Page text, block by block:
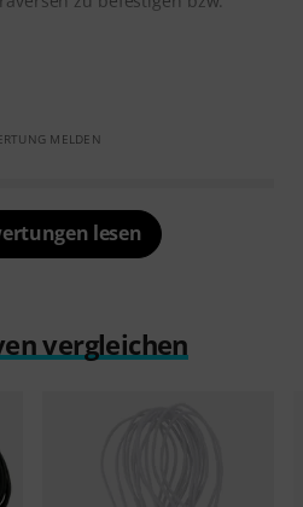
MELDEN
lesen
vergleichen